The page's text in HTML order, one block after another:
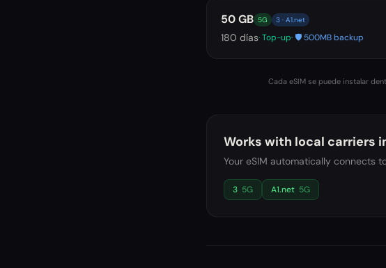
50 GB 5G 3 · A1.net
180 días· Top-up· 🛡️ 500MB backup
Cada eSIM se puede instalar
Works with local carriers
Your eSIM automatically connects
3 5G A1.net 5G